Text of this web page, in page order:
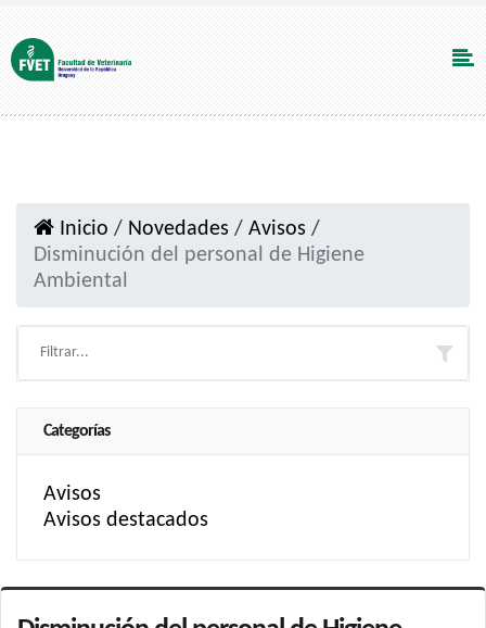
Inicio / Novedades / Avisos /
Disminución del personal de Higiene
Ambiental
Categorías
Avisos
Avisos destacados